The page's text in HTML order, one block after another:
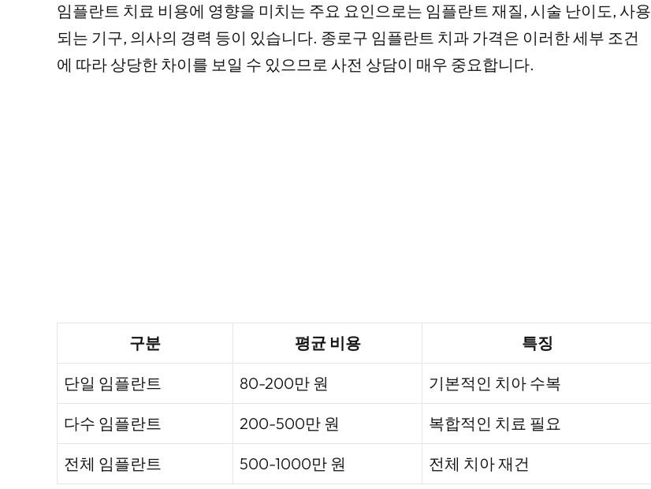
임플란트 치료 비용에 영향을 미치는 주요 요인으로는 임플란트 재질, 시술 난이도, 사용
되는 기구, 의사의 경력 등이 있습니다. 종로구 임플란트 치과 가격은 이러한 세부 조건
에 따라 상당한 차이를 보일 수 있으므로 사전 상담이 매우 중요합니다.
구분 평균 비용 특징
단일 임플란트 80-200만 원 기본적인 치아 수복
다수 임플란트 200-500만 원 복합적인 치료 필요
전체 임플란트 500-1000만 원 전체 치아 재건